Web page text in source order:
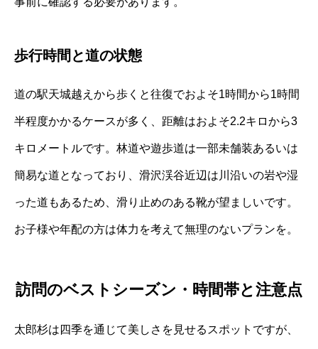
歩行時間と道の状態
道の駅天城越えから歩くと往復でおよそ1時間から1時間
半程度かかるケースが多く、距離はおよそ2.2キロから3
キロメートルです。林道や遊歩道は一部未舗装あるいは
簡易な道となっており、滑沢渓谷近辺は川沿いの岩や湿
った道もあるため、滑り止めのある靴が望ましいです。
お子様や年配の方は体力を考えて無理のないプランを。
訪問のベストシーズン・時間帯と注意点
太郎杉は四季を通じて美しさを見せるスポットですが、